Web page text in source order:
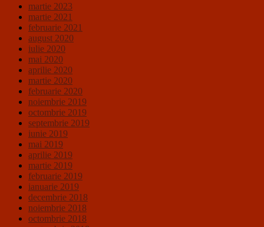
martie 2023
martie 2021
februarie 2021
august 2020
iulie 2020
mai 2020
aprilie 2020
martie 2020
februarie 2020
noiembrie 2019
octombrie 2019
septembrie 2019
iunie 2019
mai 2019
aprilie 2019
martie 2019
februarie 2019
ianuarie 2019
decembrie 2018
noiembrie 2018
octombrie 2018